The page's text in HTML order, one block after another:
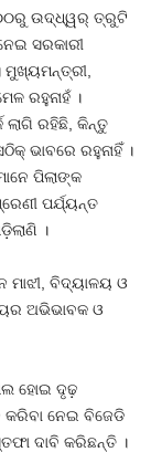
ଉଦ୍ଧ୍ୱର୍ ତ୍ରୁଟି
ସରକାରୀ
ମୁଖ୍ୟମନ୍ତ୍ରୀ,
ରହୁନାହଁ ।
ଲାଗି ରହିଛି, କିନ୍ତୁ
ଭାବରେ ରହୁନାହିଁ ।
ପିଲାଙ୍କ
ପର୍ଯ୍ୟନ୍ତ
।
ବିଦ୍ୟାଳୟ ଓ
ଅଭିଭାବକ ଓ
ହୋଇ ଦୃଢ଼
କରିବା ନେଇ ବିଜେଡି
ଦାବି କରିଛନ୍ତି ।